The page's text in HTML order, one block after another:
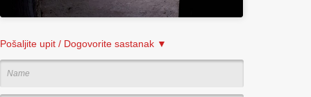
Pošaljite upit / Dogovorite sastanak ▼